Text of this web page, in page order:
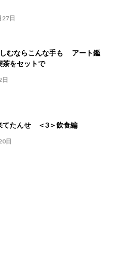
日
むならこんな手も アート鑑
茶をセットで
てたんせ ＜3＞飲食編
日